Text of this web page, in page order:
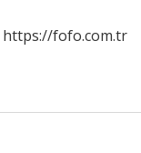
https://fofo.com.tr